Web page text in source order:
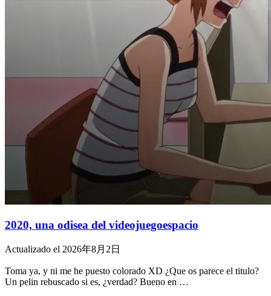
2020, una odisea del videojuegoespacio
Actualizado el 2026年8月2日
Toma ya, y ni me he puesto colorado XD ¿Que os parece el titulo?
Un pelin rebuscado si es, ¿verdad? Bueno en …